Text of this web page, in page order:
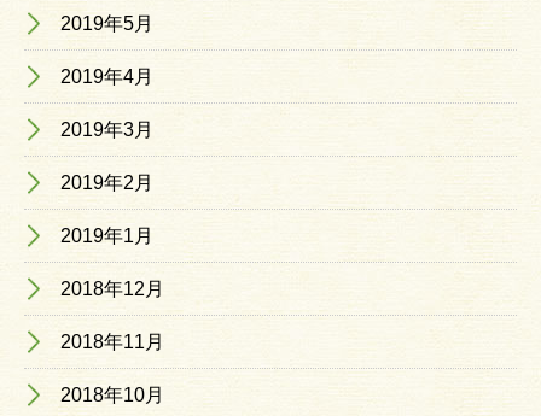
2019年5月
2019年4月
2019年3月
2019年2月
2019年1月
2018年12月
2018年11月
2018年10月